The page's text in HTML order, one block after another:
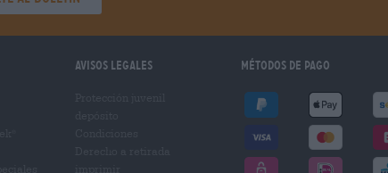
Avisos legales Métodos de pago